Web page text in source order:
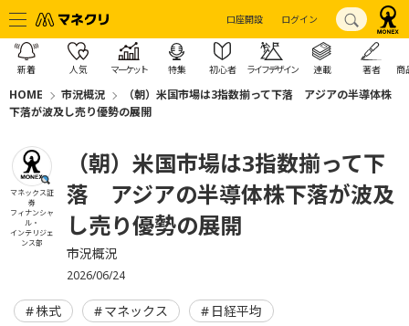
口座開設 ログイン
新着 人気 マーケット 特集 初心者 ライフデザイン 連載 著者 商
HOME 市況概況
（朝）米国市場は3指数揃って下落 アジアの半導体株
下落が波及し売り優勢の展開
マネックス証
券
フィナンシャ
ル・
インテリジェ
ンス部
（朝）米国市場は3指数揃って下
落 アジアの半導体株下落が波及
し売り優勢の展開
市況概況
2026/06/24
株式 マネックス 日経平均